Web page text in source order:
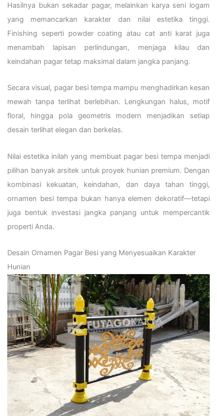
Hasilnya bukan sekadar pagar, melainkan karya seni logam
yang memancarkan karakter dan nilai estetika tinggi.
Finishing seperti powder coating atau cat anti karat juga
menambah lapisan perlindungan, menjaga kilau dan
keindahan pagar tetap maksimal dalam jangka panjang.
Secara visual, pagar besi tempa mampu menghadirkan kesan
mewah tanpa terlihat berlebihan. Lengkungan halus, motif
floral, hingga pola geometris modern menjadikan setiap
desain terlihat elegan dan berkelas.
Nilai estetika inilah yang membuat pagar besi tempa menjadi
pilihan banyak arsitek untuk proyek hunian premium. Dengan
kombinasi kekuatan, keindahan, dan daya tahan tinggi,
ornamen besi tempa bukan hanya elemen dekoratif—tetapi
juga bentuk investasi jangka panjang untuk mempercantik
properti Anda.
Desain Ornamen Pagar Besi yang Menyesuaikan Karakter
Hunian